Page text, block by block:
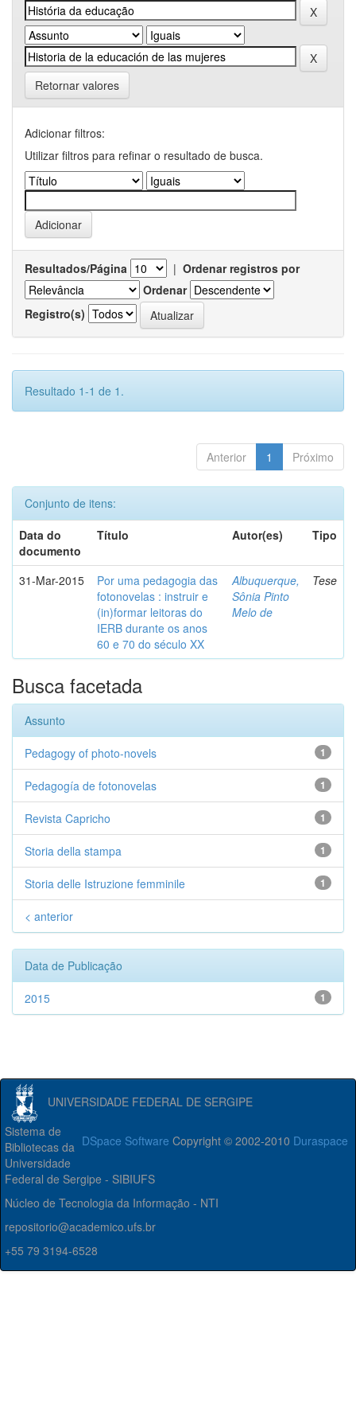
Retornar valores
Adicionar filtros:
Utilizar filtros para refinar o resultado de busca.
Resultados/Página | Ordenar registros por
Ordenar
Registro(s)
Resultado 1-1 de 1.
Anterior 1 Próximo
Conjunto de itens:
Data do
documento
Título Autor(es) Tipo
31-Mar-2015
Por uma pedagogia das
fotonovelas : instruir e
(in)formar leitoras do
IERB durante os anos
60 e 70 do século XX
Albuquerque,
Sônia Pinto
Melo de
Tese
Busca facetada
Assunto
1
Pedagogy of photo-novels
1
Pedagogía de fotonovelas
1
Revista Capricho
1
Storia della stampa
1
Storia delle Istruzione femminile
< anterior
Data de Publicação
1
2015
UNIVERSIDADE FEDERAL DE SERGIPE
DSpace Software Copyright © 2002-2010 Duraspace
Sistema de
Bibliotecas da
Universidade
Federal de Sergipe - SIBIUFS
Núcleo de Tecnologia da Informação - NTI
repositorio@academico.ufs.br
+55 79 3194-6528